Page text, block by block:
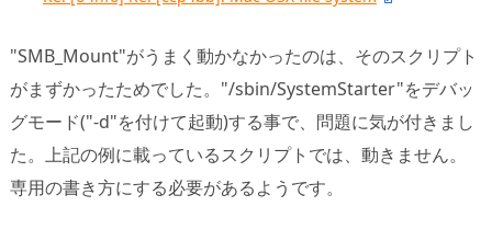
"SMB_Mount"がうまく動かなかったのは、そのスクリプト
がまずかったためでした。"/sbin/SystemStarter"をデバッ
グモード("-d"を付けて起動)する事で、問題に気が付きまし
た。上記の例に載っているスクリプトでは、動きません。
専用の書き方にする必要があるようです。